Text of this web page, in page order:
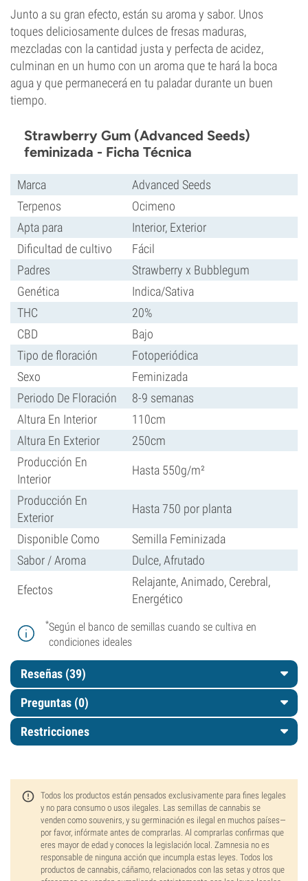
Junto a su gran efecto, están su aroma y sabor. Unos
toques deliciosamente dulces de fresas maduras,
mezcladas con la cantidad justa y perfecta de acidez,
culminan en un humo con un aroma que te hará la boca
agua y que permanecerá en tu paladar durante un buen
tiempo.
Strawberry Gum (Advanced Seeds)
feminizada - Ficha Técnica
Marca
Advanced Seeds
Terpenos
Ocimeno
Apta para
Interior, Exterior
Dificultad de cultivo
Fácil
Padres
Strawberry x Bubblegum
Genética
Indica/Sativa
THC
20%
CBD
Bajo
Tipo de floración
Fotoperiódica
Sexo
Feminizada
Periodo De Floración
8-9 semanas
Altura En Interior
110cm
Altura En Exterior
250cm
Producción En
Interior
Hasta 550g/m²
Producción En
Exterior
Hasta 750 por planta
Disponible Como
Semilla Feminizada
Sabor / Aroma
Dulce, Afrutado
Efectos
Relajante, Animado, Cerebral,
Energético
*Según el banco de semillas cuando se cultiva en
condiciones ideales
Reseñas (39)
Preguntas (0)
Restricciones
Todos los productos están pensados exclusivamente para fines legales
y no para consumo o usos ilegales. Las semillas de cannabis se
venden como souvenirs, y su germinación es ilegal en muchos países—
por favor, infórmate antes de comprarlas. Al comprarlas confirmas que
eres mayor de edad y conoces la legislación local. Zamnesia no es
responsable de ninguna acción que incumpla estas leyes. Todos los
productos de cannabis, cáñamo, relacionados con las setas y otros que